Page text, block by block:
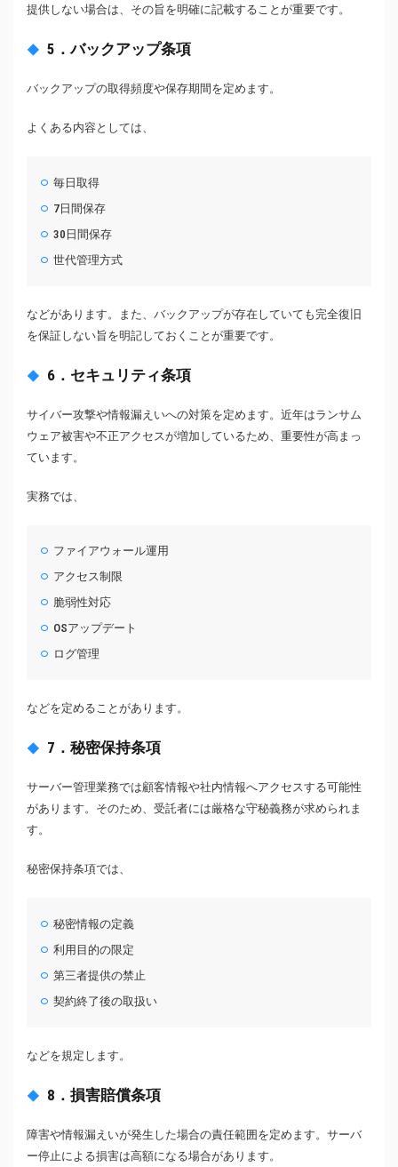
提供しない場合は、その旨を明確に記載することが重要です。
5．バックアップ条項
バックアップの取得頻度や保存期間を定めます。
よくある内容としては、
毎日取得
7日間保存
30日間保存
世代管理方式
などがあります。また、バックアップが存在していても完全復旧
を保証しない旨を明記しておくことが重要です。
6．セキュリティ条項
サイバー攻撃や情報漏えいへの対策を定めます。近年はランサム
ウェア被害や不正アクセスが増加しているため、重要性が高まっ
ています。
実務では、
ファイアウォール運用
アクセス制限
脆弱性対応
OSアップデート
ログ管理
などを定めることがあります。
7．秘密保持条項
サーバー管理業務では顧客情報や社内情報へアクセスする可能性
があります。そのため、受託者には厳格な守秘義務が求められま
す。
秘密保持条項では、
秘密情報の定義
利用目的の限定
第三者提供の禁止
契約終了後の取扱い
などを規定します。
8．損害賠償条項
障害や情報漏えいが発生した場合の責任範囲を定めます。サーバ
ー停止による損害は高額になる場合があります。